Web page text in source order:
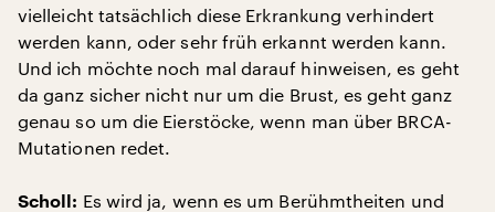
vielleicht tatsächlich diese Erkrankung verhindert
werden kann, oder sehr früh erkannt werden kann.
Und ich möchte noch mal darauf hinweisen, es geht
da ganz sicher nicht nur um die Brust, es geht ganz
genau so um die Eierstöcke, wenn man über BRCA-
Mutationen redet.
Scholl: Es wird ja, wenn es um Berühmtheiten und